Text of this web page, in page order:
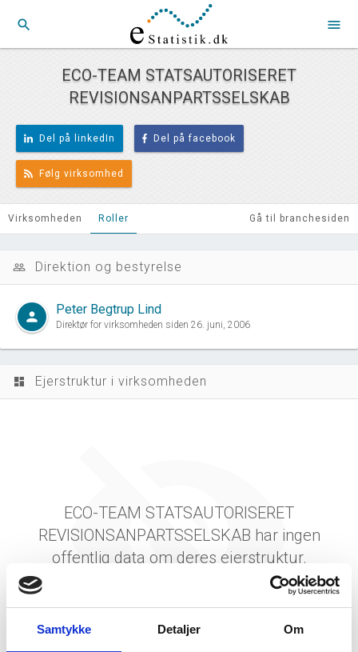
Samtykke Detaljer Om
search menu
ECO-TEAM STATSAUTORISERET
REVISIONSANPARTSSELSKAB
Del på linkedIn Del på facebook
Følg virksomhed
Virksomheden Roller Gå til branchesiden
people_outline Direktion og bestyrelse
person Peter Begtrup Lind
Direktør for virksomheden siden 26. juni, 2006
dashboard Ejerstruktur i virksomheden
ECO-TEAM STATSAUTORISERET
REVISIONSANPARTSSELSKAB har ingen
offentlig data om deres ejerstruktur.